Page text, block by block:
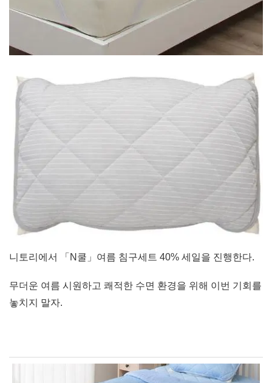
니토리에서 「N쿨」여름 침구세트 40% 세일을 진행한다.
무더운 여름 시원하고 쾌적한 수면 환경을 위해 이번 기회를
놓치지 말자.